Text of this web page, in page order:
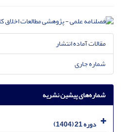
مقالات آماده انتشار
شماره جاری
شماره‌های پیشین نشریه
دوره 21 (1404)